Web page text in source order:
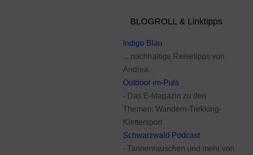
BLOGROLL & Linktipps
Indigo Blau
... nachhaltige Reisetipps von
Andrea.
Outdoor im-Puls
- Das E-Magazin zu den
Themen: Wandern-Trekking-
Klettersport
Schwarzwald Podcast
- Tannenrauschen und mehr von